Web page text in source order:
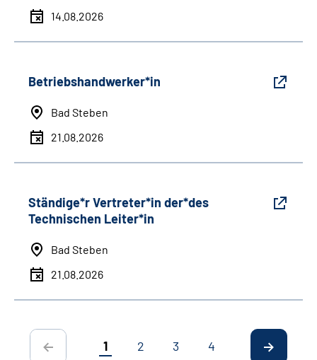
14.08.2026
Betriebshandwerker*in
Bad Steben
21.08.2026
Ständige*r Vertreter*in der*des
Technischen Leiter*in
Bad Steben
21.08.2026
1 2 3 4